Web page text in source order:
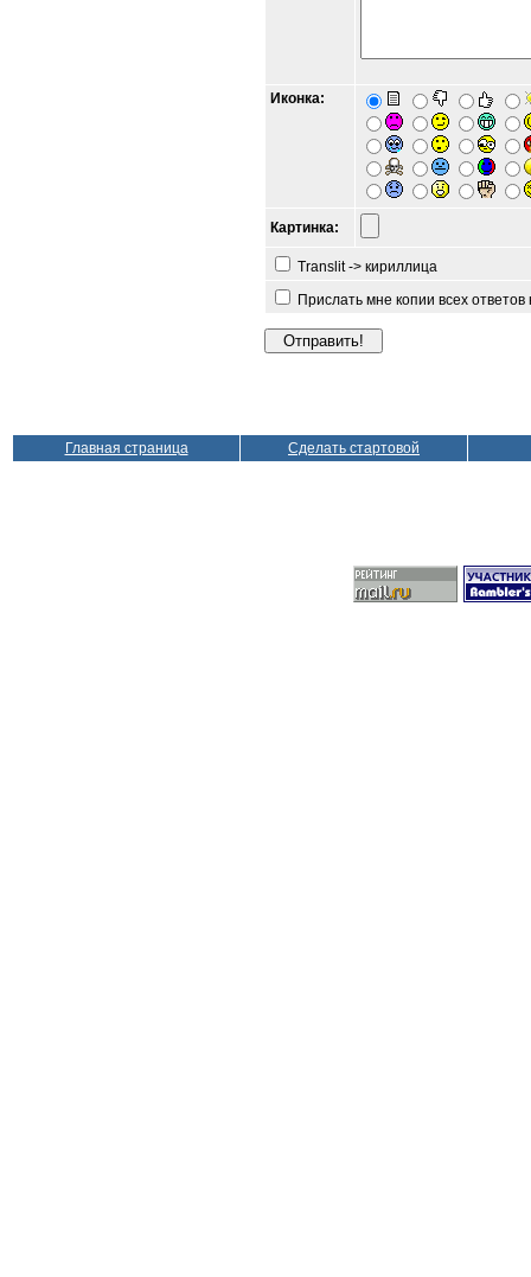
Иконка:
Картинка:
Translit -> кириллица
Прислать мне копии всех
Главная страница Сделать стартовой